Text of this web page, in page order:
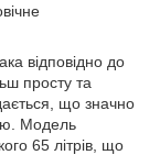
відповідно до
просту та
що значно
Модель
65 літрів, що